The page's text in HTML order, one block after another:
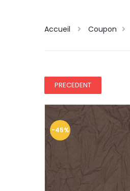
Accueil Coupon
PRECEDENT
-45%